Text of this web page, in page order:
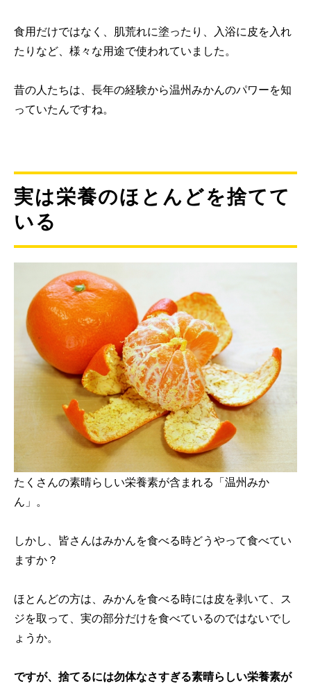
食用だけではなく、肌荒れに塗ったり、入浴に皮を入れ
たりなど、様々な用途で使われていました。
昔の人たちは、長年の経験から温州みかんのパワーを知
っていたんですね。
実は栄養のほとんどを捨てて
いる
たくさんの素晴らしい栄養素が含まれる「温州みか
ん」。
しかし、皆さんはみかんを食べる時どうやって食べてい
ますか？
ほとんどの方は、みかんを食べる時には皮を剥いて、ス
ジを取って、実の部分だけを食べているのではないでし
ょうか。
ですが、捨てるには勿体なさすぎる素晴らしい栄養素が